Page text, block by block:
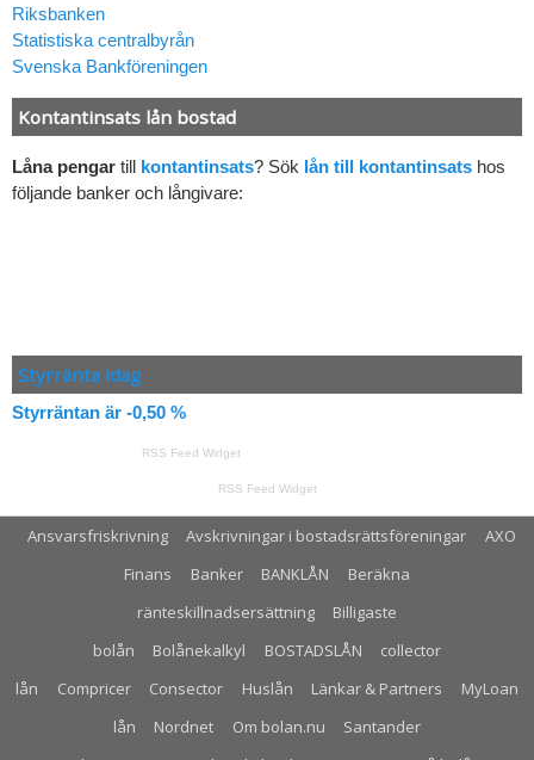
Riksbanken
Statistiska centralbyrån
Svenska Bankföreningen
Kontantinsats lån bostad
Låna pengar till kontantinsats? Sök lån till kontantinsats hos
följande banker och långivare:
Styrränta idag
Styrräntan är -0,50 %
RSS Feed Widget
RSS Feed Widget
Ansvarsfriskrivning Avskrivningar i bostadsrättsföreningar
AXO
Finans
Banker BANKLÅN
Beräkna
ränteskillnadsersättning
Billigaste
bolån
Bolånekalkyl BOSTADSLÅN
collector
lån
Compricer Consector Huslån Länkar & Partners
MyLoan
lån
Nordnet Om bolan.nu
Santander